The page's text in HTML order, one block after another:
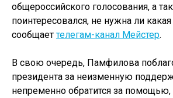
общероссийского голосования, а
поинтересовался, не нужна ли
сообщаеттелегам-канал Мейстер.
В свою очередь, Памфилова
президента за неизменную
непременно обратится за помощью,